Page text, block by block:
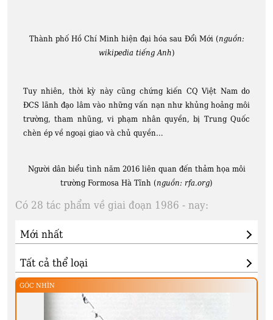
Thành phố Hồ Chí Minh hiện đại hóa sau Đổi Mới (nguồn:
wikipedia tiếng Anh)
Tuy nhiên, thời kỳ này cũng chứng kiến CQ Việt Nam do
ĐCS lãnh đạo lâm vào những vấn nạn như khủng hoảng môi
trường, tham nhũng, vi phạm nhân quyền, bị Trung Quốc
chèn ép về ngoại giao và chủ quyền…
Người dân biểu tình năm 2016 liên quan đến thảm họa môi
trường Formosa Hà Tĩnh (nguồn: rfa.org)
Có 28 tác phẩm về giai đoạn 1986 - nay:
GÓC NHÌN